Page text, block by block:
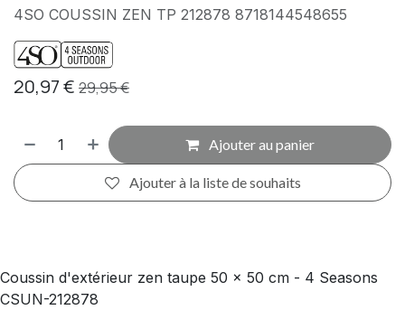
4SO COUSSIN ZEN TP 212878 8718144548655
20,97€ 29,95€
Ajouter au panier
Ajouter à la liste de souhaits
Coussin d'extérieur zen taupe 50 x 50 cm - 4 Seasons
CSUN-212878